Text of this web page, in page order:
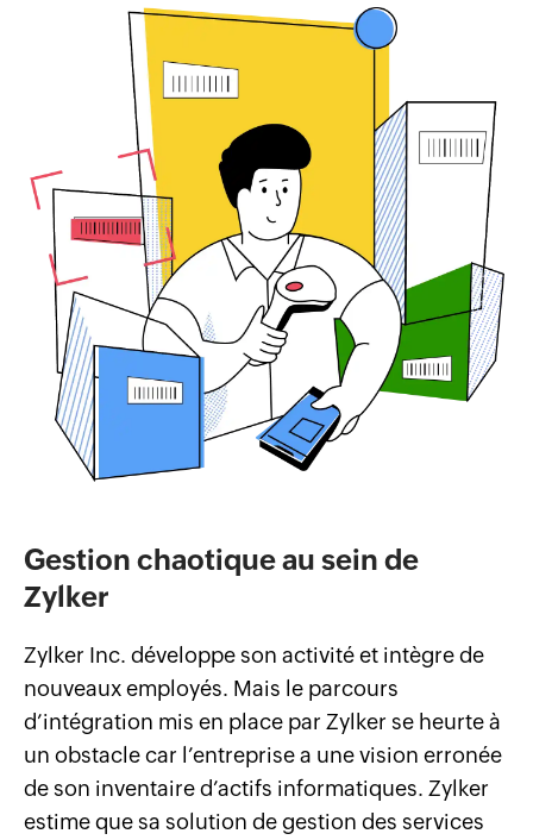
Gestion chaotique au sein de
Zylker
Zylker Inc. développe son activité et intègre de
nouveaux employés. Mais le parcours
d’intégration mis en place par Zylker se heurte à
un obstacle car l’entreprise a une vision erronée
de son inventaire d’actifs informatiques. Zylker
estime que sa solution de gestion des services